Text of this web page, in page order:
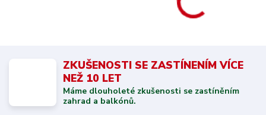
ZKUŠENOSTI SE ZASTÍNENÍM VÍCE
NEŽ 10 LET
Máme dlouholeté zkušenosti se zastíněním
zahrad a balkónů.